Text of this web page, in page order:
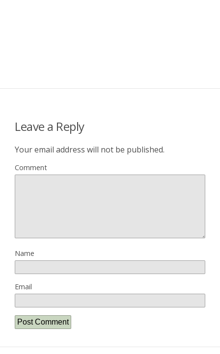
Leave a Reply
Your email address will not be published.
Comment
Name
Email